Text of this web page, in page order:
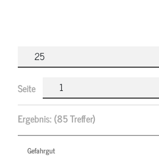
Seite
Ergebnis:(85 Treffer)
Gefahrgut